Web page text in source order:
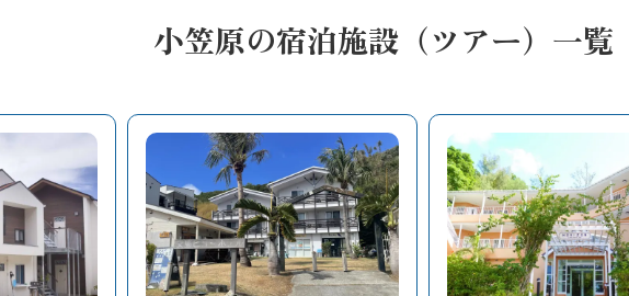
小笠原の宿泊施設（ツアー）一覧